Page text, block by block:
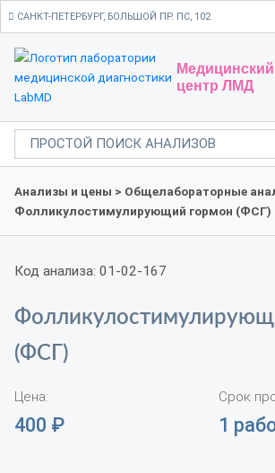
САНКТ-ПЕТЕРБУРГ, БОЛЬШОЙ ПР. ПС, 102
Медицинский
центр ЛМД
Анализы и цены > Общелабораторные
Фолликулостимулирующий гормон (ФСГ)
Код анализа: 01-02-167
(ФСГ)
Цена:
400 ₽
Срок
1